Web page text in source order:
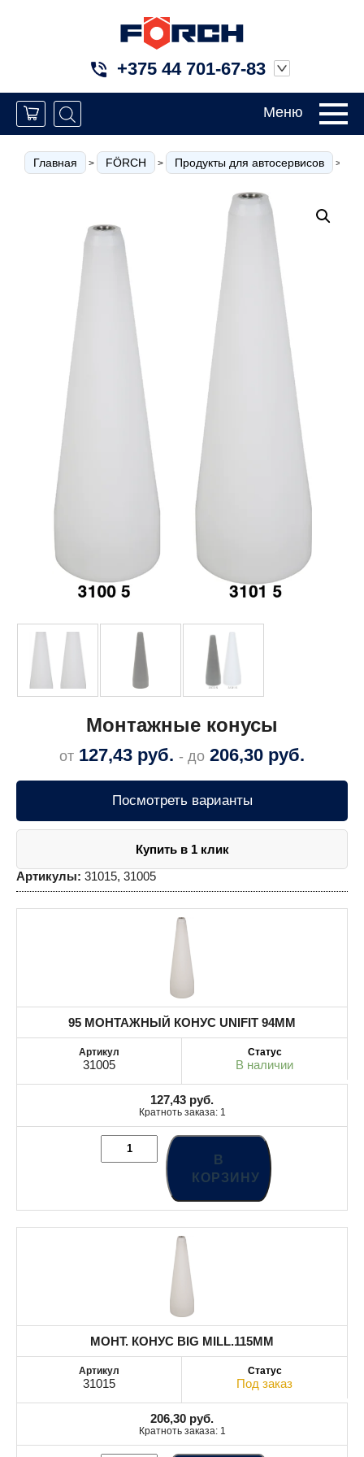
+375 44 701-67-83
Меню
Главная > FÖRCH > Продукты для автосервисов >
Монтажные конусы
от 127,43 руб. - до 206,30 руб.
Посмотреть варианты
Купить в 1 клик
Артикулы: 31015, 31005
95 МОНТАЖНЫЙ КОНУС UNIFIT 94MM
31005 В наличии
127,43 руб.
Кратноть заказа: 1
В
КОРЗИНУ
МОНТ. КОНУС BIG MILL.115MM
31015 Под заказ
206,30 руб.
Кратноть заказа: 1